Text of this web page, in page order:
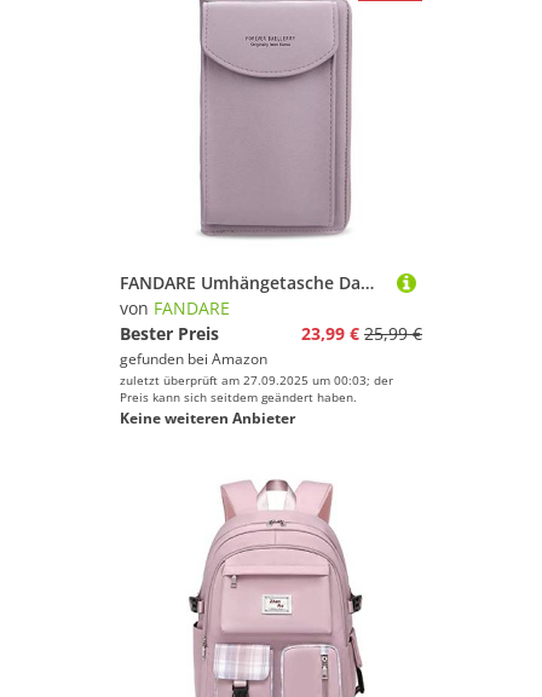
FANDARE Umhängetasche Damen Schultertaschen Geldbörse Leichte Handy-Brieftasche Crossbody Bag für Mädchen Einkaufen Party Schule Reise Unterarmtasche Wasserdicht PU Lila
von FANDARE
Bester Preis
23,99 € 25,99 €
gefunden bei Amazon
zuletzt überprüft am 27.09.2025 um 00:03; der
Preis kann sich seitdem geändert haben.
Keine weiteren Anbieter